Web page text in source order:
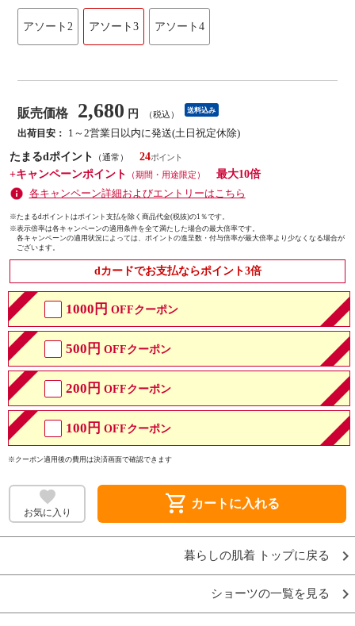
アソート2 アソート3 アソート4
販売価格 2,680 円 （税込） 送料込み
出荷目安：
1～2営業日以内に発送(土日祝定休除)
たまるdポイント
（通常）
24
+キャンペーンポイント
（期間・用途限定）
最大10倍
各キャンペーン詳細およびエントリーはこちら
※たまるdポイントはポイント支払を除く商品代金(税抜)の1％です。
※表示倍率は各キャンペーンの適用条件を全て満たした場合の最大倍率です。
各キャンペーンの適用状況によっては、ポイントの進呈数・付与倍率が最大倍率より少なくなる場合が
ございます。
dカードでお支払ならポイント3倍
1000円 OFFクーポン
500円 OFFクーポン
200円 OFFクーポン
100円 OFFクーポン
※クーポン適用後の費用は決済画面で確認できます
お気に入り shopping_cart カートに入れる
暮らしの肌着 トップに戻る
ショーツの一覧を見る